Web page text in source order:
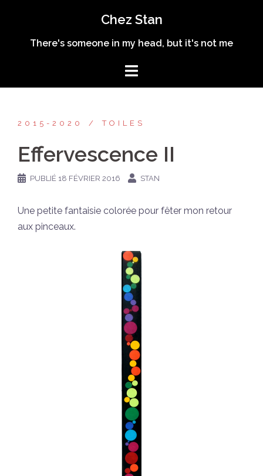
contenu
Chez Stan
There's someone in my head, but it's not me
2015-2020 TOILES
Effervescence II
PUBLIÉ 18 FÉVRIER 2016 STAN
Une petite fantaisie colorée pour fêter mon retour
aux pinceaux.